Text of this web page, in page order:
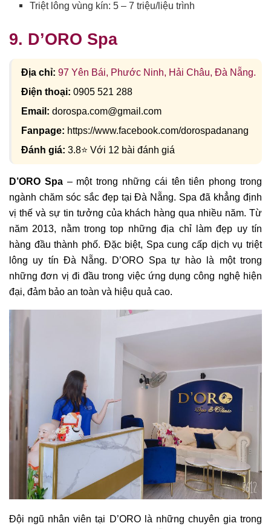
Triệt lông vùng kín: 5 – 7 triệu/liệu trình
9. D’ORO Spa
Địa chỉ: 97 Yên Bái, Phước Ninh, Hải Châu, Đà Nẵng.
Điện thoại: 0905 521 288
Email: dorospa.com@gmail.com
Fanpage: https://www.facebook.com/dorospadanang
Đánh giá: 3.8⭐ Với 12 bài đánh giá
D’ORO Spa– một trong những cái tên tiên phong trong
ngành chăm sóc sắc đẹp tại Đà Nẵng. Spa đã khẳng định
vị thế và sự tin tưởng của khách hàng qua nhiều năm. Từ
năm 2013, nằm trong top những địa chỉ làm đẹp uy tín
hàng đầu thành phố. Đặc biệt, Spa cung cấp dịch vụ triệt
lông uy tín Đà Nẵng. D’ORO Spa tự hào là một trong
những đơn vị đi đầu trong việc ứng dụng công nghệ hiện
đại, đảm bảo an toàn và hiệu quả cao.
Đội ngũ nhân viên tại D’ORO là những chuyên gia trong